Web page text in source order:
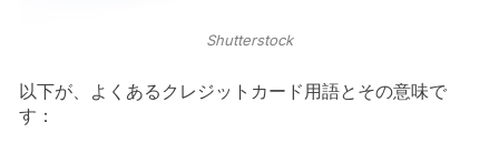
Shutterstock
以下が、よくあるクレジットカード用語とその意味で
す：